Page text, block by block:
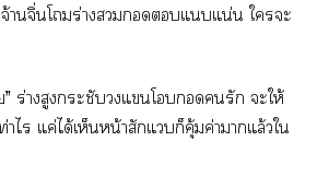
จ้ิ่​ร่​​​​​น่​​​
ร่​​​​​​​​​​ให้​
ท่​​ค่​ได้​​น้​​​​ุ้​ค่​​ล้​​